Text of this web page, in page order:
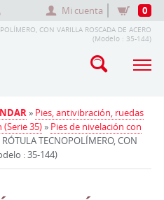
Mi cuenta 0
CON VARILLA ROSCADA DE ACERO
(Modelo : 35-144)
» Pies, antivibración, ruedas
(Serie 35)» Pies de nivelación con
TECNOPOLÍMERO, CON
: 35-144)